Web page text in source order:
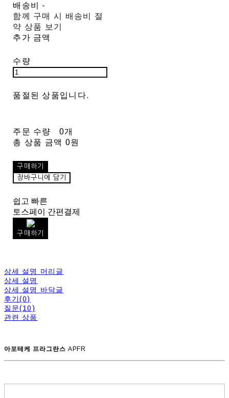
배송비 -
함께 구매 시 배송비 절
약 상품 보기
추가 금액
수량
품절된 상품입니다.
주문 수량
0개
총 상품 금액 0원
구매하기
장바구니에 담기
쉽고 빠른
토스페이 간편결제
구매하기
상세 설명 머리글
상세 설명
상세 설명 바닥글
후기(0)
질문(10)
관련 상품
아포테케 프라그란스 APFR